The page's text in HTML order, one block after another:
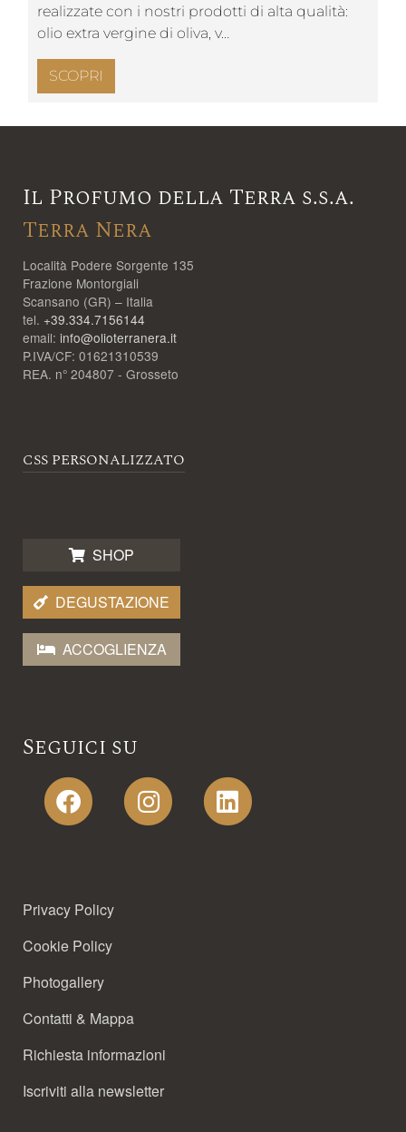
realizzate con i nostri prodotti di alta qualità:
olio extra vergine di oliva, v…
SCOPRI
Il Profumo della Terra s.s.a.
Terra Nera
Località Podere Sorgente 135
Frazione Montorgiali
Scansano (GR) – Italia
tel. +39.334.7156144
email: info@olioterranera.it
P.IVA/CF: 01621310539
REA. n° 204807 - Grosseto
CSS PERSONALIZZATO
SHOP
DEGUSTAZIONE
ACCOGLIENZA
Seguici su
FOOTER MENU
Privacy Policy
Cookie Policy
Photogallery
Contatti & Mappa
Richiesta informazioni
Iscriviti alla newsletter